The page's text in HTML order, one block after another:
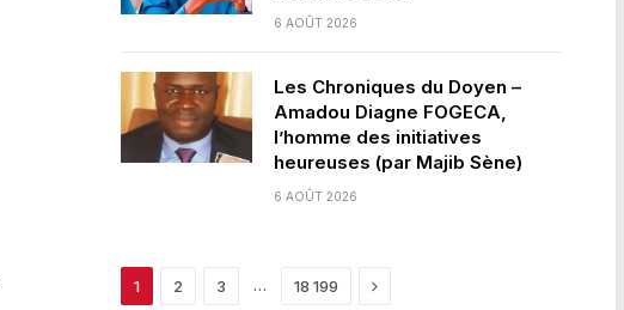
6 AOÛT 2026
Les Chroniques du Doyen –
Amadou Diagne FOGECA,
l’homme des initiatives
heureuses (par Majib Sène)
6 AOÛT 2026
1 2 3 … 18 199 Next